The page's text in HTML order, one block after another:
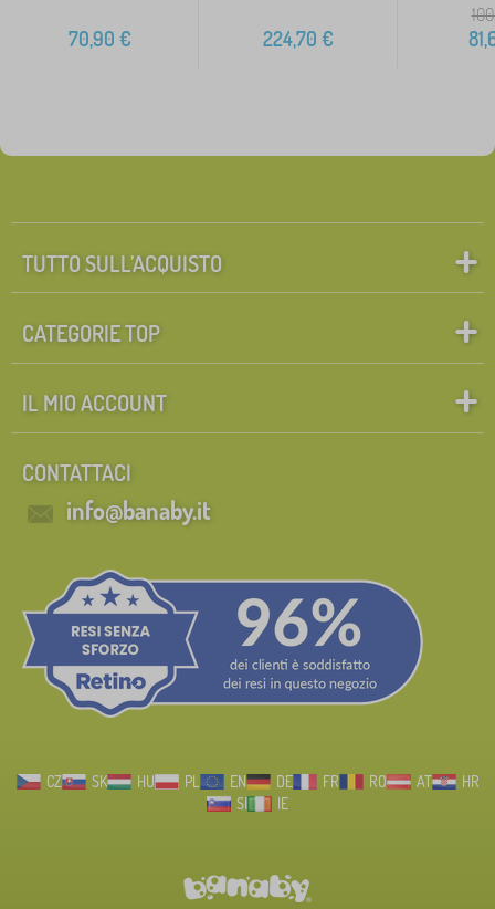
70,90 € 224,70 €
TUTTO SULL’ACQUISTO
CATEGORIE TOP
IL MIO ACCOUNT
CONTATTACI
info@banaby.it
CZ SK HU PL EN DE FR RO AT
HR
SI
IE